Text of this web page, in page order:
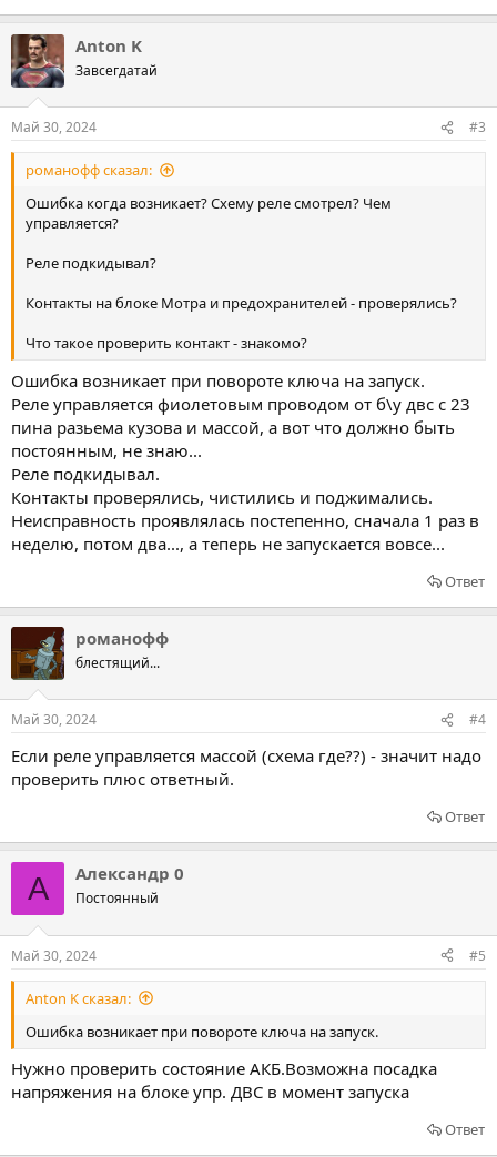
Anton K
Завсегдатай
Май 30, 2024 #3
романофф сказал:
Ошибка когда возникает? Схему реле смотрел? Чем
управляется?
Реле подкидывал?
Контакты на блоке Мотра и предохранителей - проверялись?
Что такое проверить контакт - знакомо?
Ошибка возникает при повороте ключа на запуск.
Реле управляется фиолетовым проводом от б\у двс с 23
пина разьема кузова и массой, а вот что должно быть
постоянным, не знаю...
Реле подкидывал.
Контакты проверялись, чистились и поджимались.
Неисправность проявлялась постепенно, сначала 1 раз в
неделю, потом два..., а теперь не запускается вовсе...
Ответ
романофф
блестящий...
Май 30, 2024 #4
Если реле управляется массой (схема где??) - значит надо
проверить плюс ответный.
Ответ
А Александр 0
Постоянный
Май 30, 2024 #5
Anton K сказал:
Ошибка возникает при повороте ключа на запуск.
Нужно проверить состояние АКБ.Возможна посадка
напряжения на блоке упр. ДВС в момент запуска
Ответ